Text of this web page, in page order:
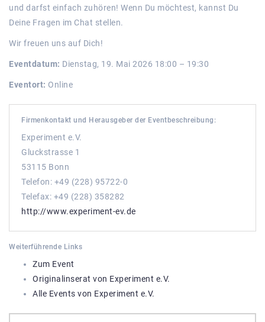
und darfst einfach zuhören! Wenn Du möchtest, kannst Du
Deine Fragen im Chat stellen.
Wir freuen uns auf Dich!
Eventdatum: Dienstag, 19. Mai 2026 18:00 – 19:30
Eventort: Online
Firmenkontakt und Herausgeber der Eventbeschreibung:
Experiment e.V.
Gluckstrasse 1
53115 Bonn
Telefon: +49 (228) 95722-0
Telefax: +49 (228) 358282
http://www.experiment-ev.de
Weiterführende Links
Zum Event
Originalinserat von Experiment e.V.
Alle Events von Experiment e.V.